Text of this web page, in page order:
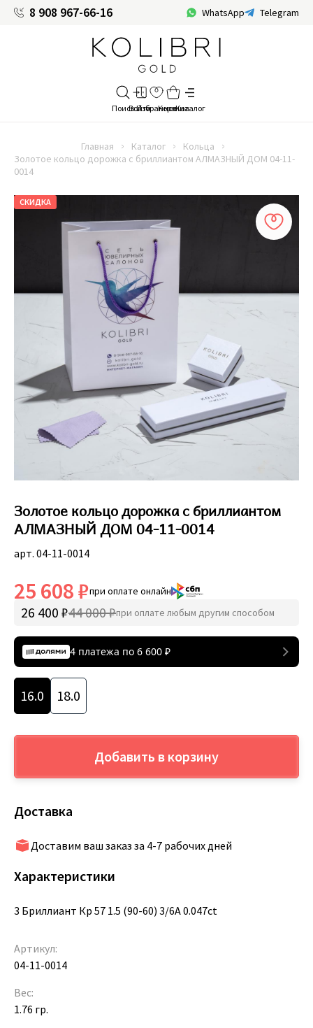
8 908 967-66-16 WhatsApp Telegram
Главная Каталог
Кольца
Золотое кольцо дорожка с бриллиантом АЛМАЗНЫЙ ДОМ 04-11-
0014
СКИДКА
Золотое кольцо дорожка с бриллиантом
АЛМАЗНЫЙ ДОМ 04-11-0014
арт. 04-11-0014
25 608 ₽при оплате онлайн
26 400 ₽44 000 ₽при оплате любым другим способом
4 платежа по 6 600 ₽
16.0 18.0
Добавить в корзину
Доставка
Доставим ваш заказ за 4-7 рабочих дней
Характеристики
3 Бриллиант Кр 57 1.5 (90-60) 3/6А 0.047ct
Артикул:
04-11-0014
Вес:
1.76 гр.